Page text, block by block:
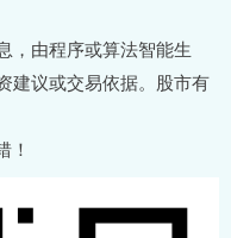
，由程序或算法智能生
建议或交易依据。股市有
！